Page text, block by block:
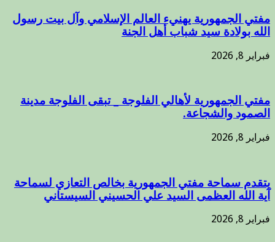
مفتي الجمهورية يهنيء العالم الإسلامي وآل بيت رسول
الله بولادة سيد شباب أهل الجنة
فبراير 8, 2026
مفتي الجمهورية لأهالي الفلوجة _ تبقى الفلوجة مدينة
الصمود والشجاعة.
فبراير 8, 2026
يتقدم سماحة مفتي الجمهورية بخالص التعازي لسماحة
آية الله العظمى السيد علي الحسيني السيستاني
فبراير 8, 2026